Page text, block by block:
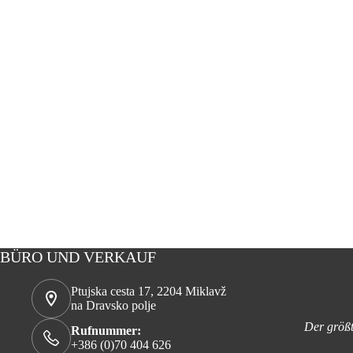
BÜRO UND VERKAUF
Ptujska cesta 17, 2204 Miklavž
na Dravsko polje
Rufnummer:
+386 (0)70 404 626
Der